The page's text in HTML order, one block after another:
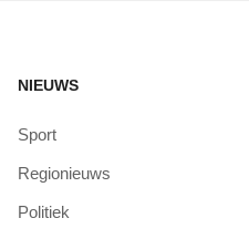
NIEUWS
Sport
Regionieuws
Politiek